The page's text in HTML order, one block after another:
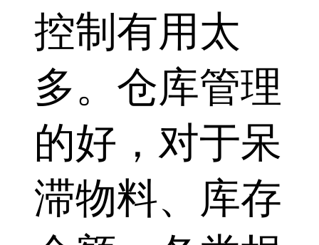
控制有用太
多。仓库管理
的好，对于呆
滞物料、库存